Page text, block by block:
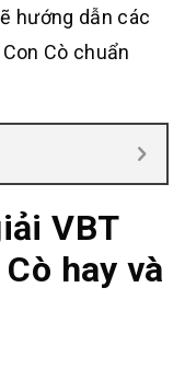
hướng dẫn các
Cò chuẩn
VBT
hay và